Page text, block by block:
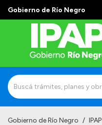
Gobierno de Río Negro
Gobierno de Río Negro / IPAP